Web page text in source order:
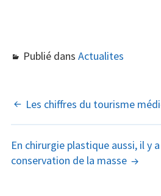
Publié dans Actualites
NAVIGATION
DES
ARTICLES
Les chiffres du tourisme
En chirurgie plastique aussi, il y
conservation de la masse